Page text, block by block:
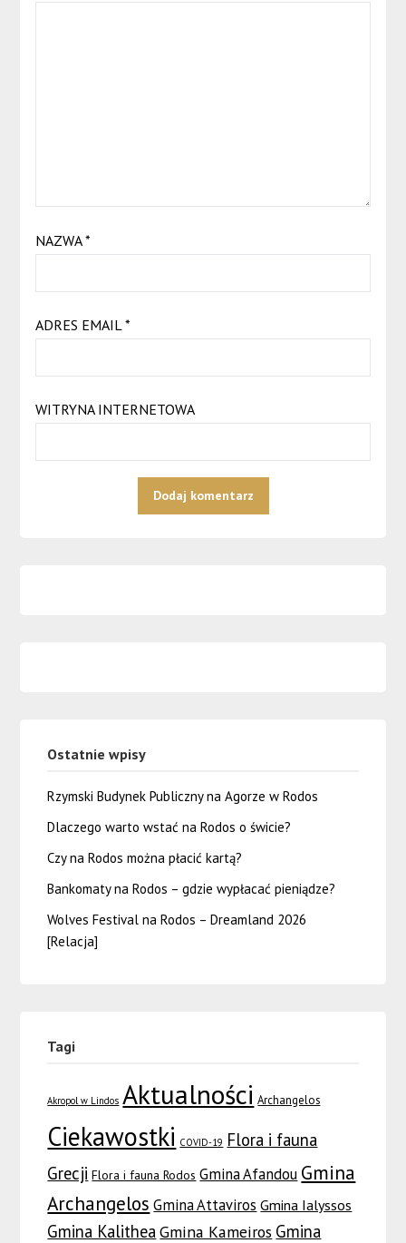
NAZWA*
ADRES EMAIL *
WITRYNA INTERNETOWA
Ostatnie wpisy
Rzymski Budynek Publiczny na Agorze w Rodos
Dlaczego warto wstać na Rodos o świcie?
Czy na Rodos można płacić kartą?
Bankomaty na Rodos – gdzie wypłacać pieniądze?
Wolves Festival na Rodos – Dreamland 2026
[Relacja]
Tagi
Akropol w Lindos Aktualności Archangelos
Ciekawostki COVID-19 Flora i fauna
Grecji Flora i fauna Rodos Gmina Afandou Gmina
Archangelos Gmina Attaviros Gmina Ialyssos
Gmina Kalithea Gmina Kameiros Gmina